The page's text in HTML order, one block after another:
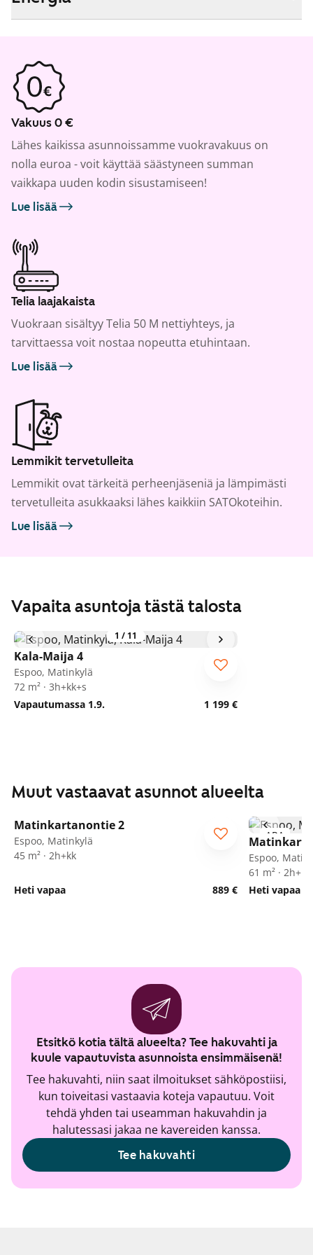
Vakuus 0 €
Lähes kaikissa asunnoissamme vuokravakuus on
nolla euroa - voit käyttää säästyneen summan
vaikkapa uuden kodin sisustamiseen!
Lue lisää
Telia laajakaista
Vuokraan sisältyy Telia 50 M nettiyhteys, ja
tarvittaessa voit nostaa nopeutta etuhintaan.
Lue lisää
Lemmikit tervetulleita
Lemmikit ovat tärkeitä perheenjäseniä ja lämpimästi
tervetulleita asukkaaksi lähes kaikkiin SATOkoteihin.
Lue lisää
Vapaita asuntoja tästä talosta
1 / 11
Kala-Maija 4
Espoo, Matinkylä
72 m² · 3h+kk+s
Vapautumassa 1.9.
1 199 €
Muut vastaavat asunnot alueelta
ARA
Matinkartanontie 2
Espoo, Matinkylä
45 m² · 2h+kk
Heti vapaa 889 €
ARA
Espoo,
61 m² · 2h+k
Heti vapaa
Etsitkö kotia tältä alueelta? Tee hakuvahti ja
kuule vapautuvista asunnoista ensimmäisenä!
Tee hakuvahti, niin saat ilmoitukset sähköpostiisi,
kun toiveitasi vastaavia koteja vapautuu. Voit
tehdä yhden tai useamman hakuvahdin ja
halutessasi jakaa ne kavereiden kanssa.
Tee hakuvahti